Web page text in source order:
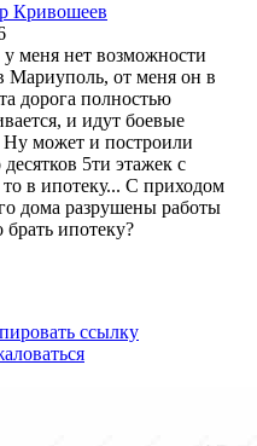
Кривошеев
меня нет возможности
Мариуполь, от меня он в
дорога полностью
и идут боевые
Ну может и построили
десятков 5ти этажек с
в ипотеку... С приходом
дома разрушены работы
брать ипотеку?
ссылку